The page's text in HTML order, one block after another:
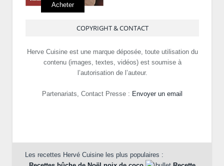
Acheter
COPYRIGHT & CONTACT
Herve Cuisine est une marque déposée, toute utilisation du
contenu (images, textes, vidéos) est soumise à
l’autorisation de l’auteur.
Partenariats, Contact Presse : Envoyer un email
Les recettes Hervé Cuisine les plus populaires :